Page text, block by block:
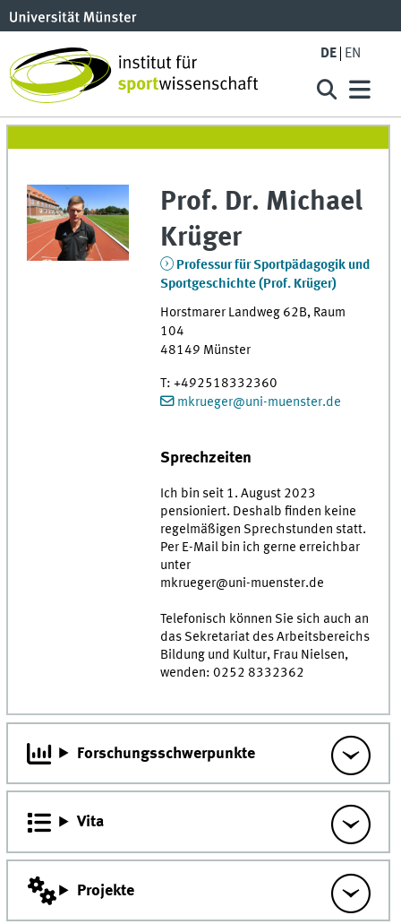
DE EN
Prof. Dr. Michael
Krüger
Professur für Sportpädagogik und
Sportgeschichte (Prof. Krüger)
Horstmarer Landweg 62B, Raum
104
48149 Münster
T: +492518332360
mkrueger@uni-muenster.de
Sprechzeiten
Ich bin seit 1. August 2023
pensioniert. Deshalb finden keine
regelmäßigen Sprechstunden statt.
Per E-Mail bin ich gerne erreichbar
unter
mkrueger@uni-muenster.de
Telefonisch können Sie sich auch an
das Sekretariat des Arbeitsbereichs
Bildung und Kultur, Frau Nielsen,
wenden: 0252 8332362
Forschungsschwerpunkte
Vita
Projekte